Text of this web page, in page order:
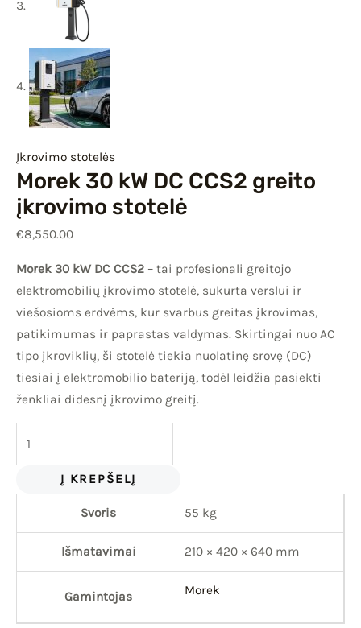
Įkrovimo stotelės
Morek 30 kW DC CCS2 greito
įkrovimo stotelė
€8,550.00
Morek 30 kW DC CCS2 – tai profesionali greitojo
elektromobilių įkrovimo stotelė, sukurta verslui ir
viešosioms erdvėms, kur svarbus greitas įkrovimas,
patikimumas ir paprastas valdymas. Skirtingai nuo AC
tipo įkroviklių, ši stotelė tiekia nuolatinę srovę (DC)
tiesiai į elektromobilio bateriją, todėl leidžia pasiekti
ženkliai didesnį įkrovimo greitį.
Į KREPŠELĮ
Svoris 55 kg
Išmatavimai 210 × 420 × 640 mm
Gamintojas Morek